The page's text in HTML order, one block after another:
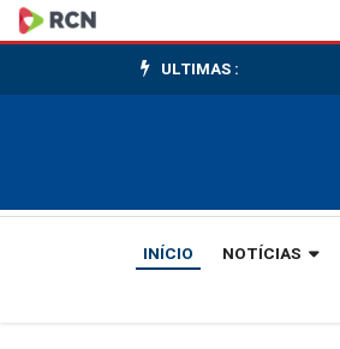
Em
um
de
ULTIMAS :
INÍCIO NOTÍCIAS